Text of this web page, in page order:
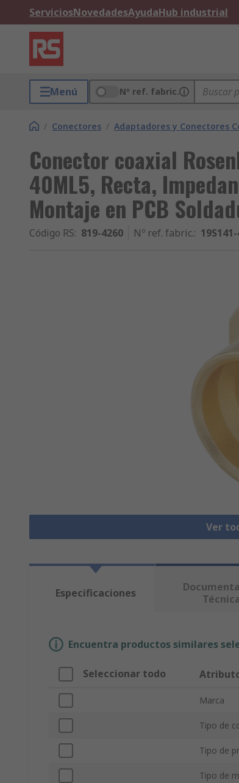
ServiciosNovedadesAyudaHub industrial
Menú Nº ref. fabric.
/ Conectores / Adaptadores y Conectores
Conector coaxial
40ML5, Recta,
Montaje en PCB
Código RS: 819-4260 Nº ref. fabric.:
Ver
Especificaciones
Encuentra productos similares
Seleccionar todo
Marca
Tipo de
Tipo de
Tipo de